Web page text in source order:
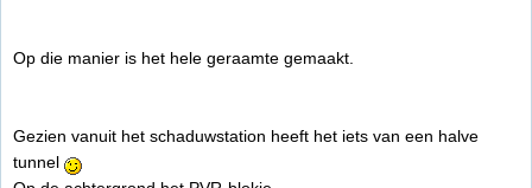
Op die manier is het hele geraamte gemaakt.
Gezien vanuit het schaduwstation heeft het iets van een halve
tunnel